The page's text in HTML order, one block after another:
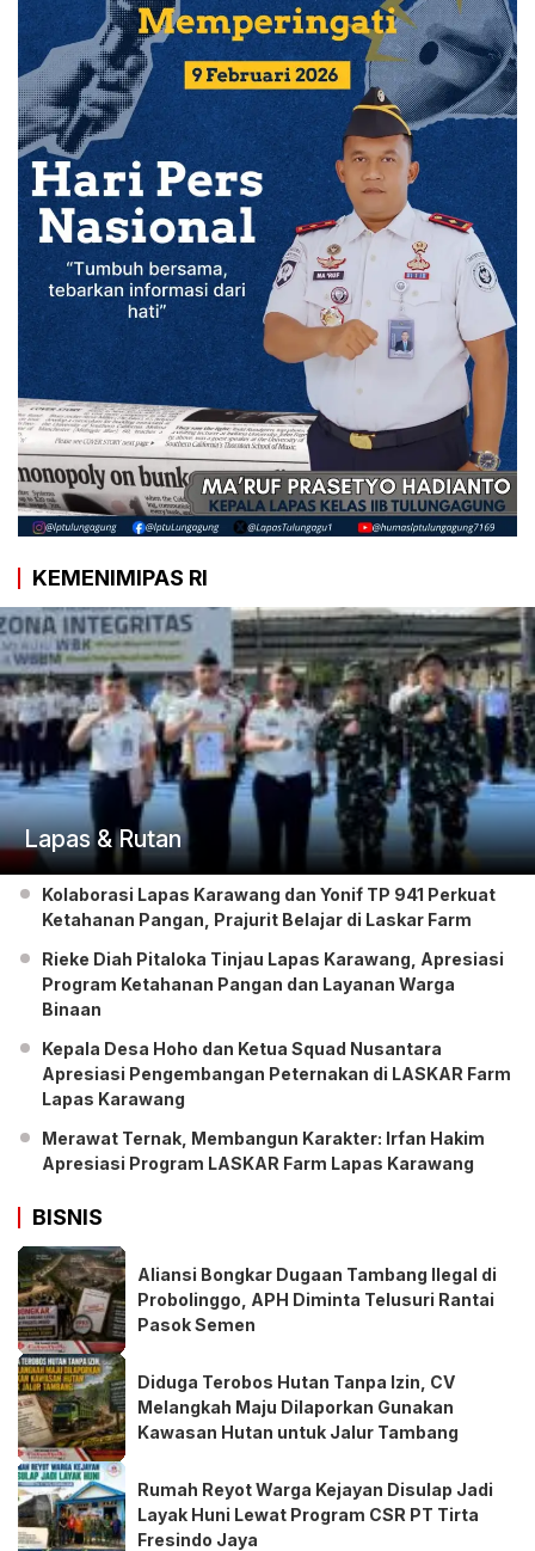
KEMENIMIPAS RI
Lapas & Rutan
Kolaborasi Lapas Karawang dan Yonif TP 941 Perkuat
Ketahanan Pangan, Prajurit Belajar di Laskar Farm
Rieke Diah Pitaloka Tinjau Lapas Karawang, Apresiasi
Program Ketahanan Pangan dan Layanan Warga
Binaan
Kepala Desa Hoho dan Ketua Squad Nusantara
Apresiasi Pengembangan Peternakan di LASKAR Farm
Lapas Karawang
Merawat Ternak, Membangun Karakter: Irfan Hakim
Apresiasi Program LASKAR Farm Lapas Karawang
BISNIS
Aliansi Bongkar Dugaan Tambang Ilegal di
Probolinggo, APH Diminta Telusuri Rantai
Pasok Semen
Diduga Terobos Hutan Tanpa Izin, CV
Melangkah Maju Dilaporkan Gunakan
Kawasan Hutan untuk Jalur Tambang
Rumah Reyot Warga Kejayan Disulap Jadi
Layak Huni Lewat Program CSR PT Tirta
Fresindo Jaya